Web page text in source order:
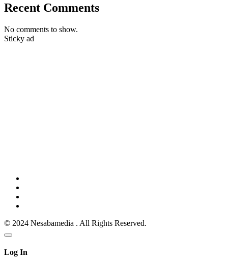
Recent Comments
No comments to show.
Sticky ad
© 2024 Nesabamedia . All Rights Reserved.
Log In